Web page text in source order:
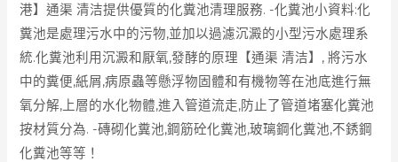
港】通渠 清洁提供優質的化糞池清理服務. -化糞池小資料:化
糞池是處理污水中的污物,並加以過濾沉澱的小型污水處理系
統.化糞池利用沉澱和厭氧,發酵的原理【通渠 清洁】, 將污水
中的糞便,紙屑,病原蟲等懸浮物固體和有機物等在池底進行無
氧分解,上層的水化物體,進入管道流走,防止了管道堵塞化糞池
按材質分為. -磚砌化糞池,鋼筋砼化糞池,玻璃鋼化糞池,不銹鋼
化糞池等等！